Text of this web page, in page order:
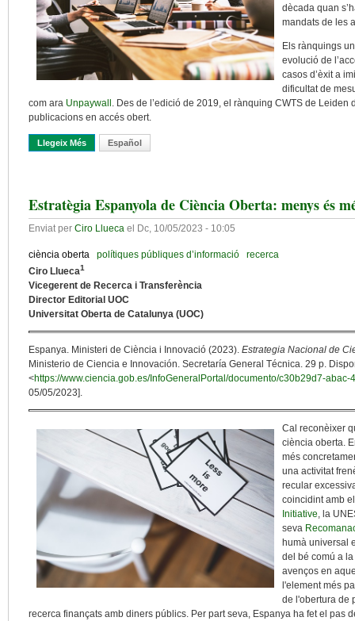
dècada quan
mandats de les
Els rànquings
evolució de
casos d’èxit a
dificultat de
com ara Unpaywall . Des de l’edició de 2019, el rànquing CWTS de
publicacions en accés obert.
Llegeix Més Sobre Accés Obert: Aprendre De Casos D’èxit En Universitats
Español
Estratègia Espanyola de Ciència Oberta: menys és
Enviat per Ciro Llueca el Dc, 10/05/2023 - 10:05
ciència oberta polítiques públiques d’informació
recerca
Ciro Llueca1
Vicegerent de Recerca i Transferència
Director Editorial UOC
Universitat Oberta de Catalunya (UOC)
Espanya. Ministeri de Ciència i Innovació (2023). Estrategia Nacional de
Ministerio de Ciencia e Innovación. Secretaría General Técnica. 29 p.
<https://www.ciencia.gob.es/InfoGeneralPortal/documento/c30b29d7-
05/05/2023].
Cal reconèixer
ciència oberta.
més
una activitat
recular
coincidint amb
Initiative, la
seva
humà universal
del bé comú a
avenços en
l'element més
de l'obertura de
recerca finançats amb diners públics. Per part seva, Espanya ha fet el pas